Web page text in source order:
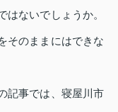
はないでしょうか。
そのままにはできな
記事では、寝屋川市